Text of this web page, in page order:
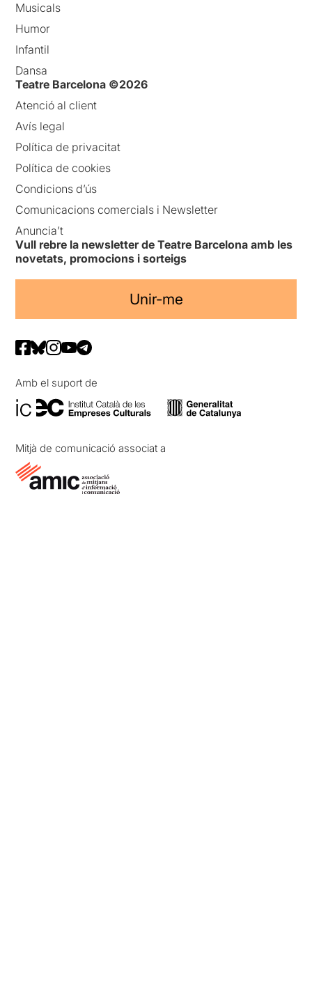
Musicals
Humor
Infantil
Dansa
Teatre Barcelona ©2026
Atenció al client
Avís legal
Política de privacitat
Política de cookies
Condicions d’ús
Comunicacions comercials i Newsletter
Anuncia’t
Vull rebre la newsletter de Teatre Barcelona amb les
novetats, promocions i sorteigs
Unir-me
Amb el suport de
Mitjà de comunicació associat a